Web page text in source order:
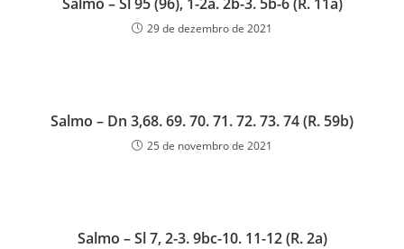
29 de dezembro de 2021
Salmo – Dn 3,68. 69. 70. 71. 72. 73. 74 (R. 59b)
25 de novembro de 2021
Salmo – Sl 7, 2-3. 9bc-10. 11-12 (R. 2a)